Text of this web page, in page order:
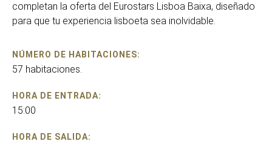
completan la oferta del Eurostars Lisboa Baixa, diseñado
para que tu experiencia lisboeta sea inolvidable.
NÚMERO DE HABITACIONES:
57 habitaciones.
HORA DE ENTRADA:
15:00
HORA DE SALIDA: